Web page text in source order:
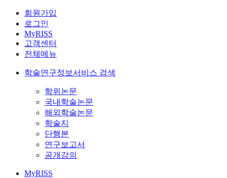
회원가입
로그인
MyRISS
고객센터
전체메뉴
학술연구정보서비스 검색
학위논문
국내학술논문
해외학술논문
학술지
단행본
연구보고서
공개강의
MyRISS